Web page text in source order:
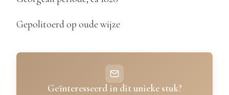
Gepolitoerd op oude wijze
Geïnteresseerd in dit unieke stuk?